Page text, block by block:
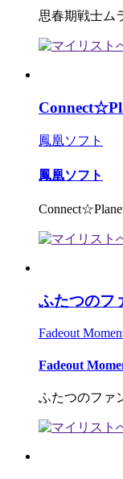
思春期戦士ム
鳳凰ソフト
鳳凰ソフト
ふたつのフ
Fadeout
Fadeout
ふたつのファ